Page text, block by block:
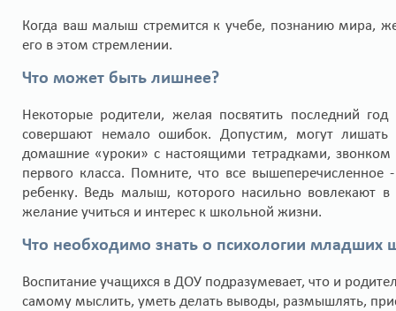
Когда ваш малыш стремится к учебе, познанию мира,
его в этом стремлении.
Что может быть лишнее?
Некоторые родители, желая посвятить последний
совершают немало ошибок. Допустим, могут лишать
домашние «уроки» с настоящими тетрадками,
первого класса. Помните, что все
ребенку. Ведь малыш, которого насильно вовлекают
желание учиться и интерес к школьной жизни.
Что необходимо знать о психологии младших
Воспитание учащихся в ДОУ подразумевает, что и
самому мыслить, уметь делать выводы, размышлять,